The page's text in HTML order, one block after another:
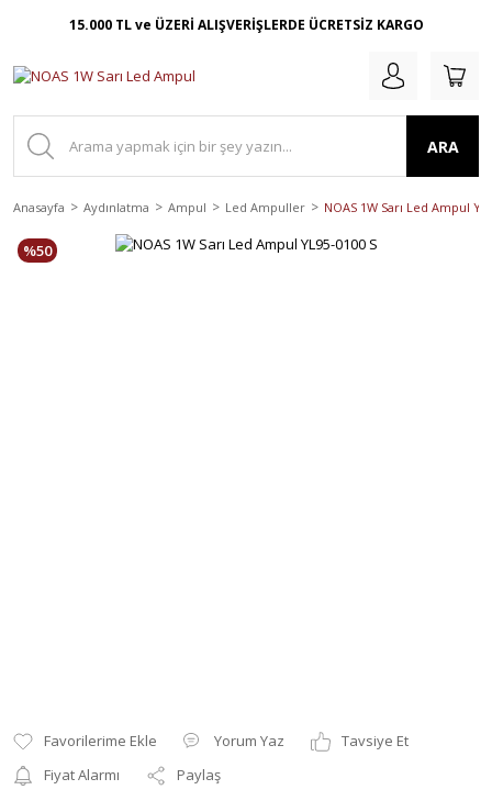
15.000 TL ve ÜZERİ ALIŞVERİŞLERDE ÜCRETSİZ KARGO
ARA
Anasayfa Aydınlatma Ampul Led Ampuller NOAS 1W Sarı Led Ampul
%50
Yorum Yaz
Tavsiye Et
Fiyat Alarmı
Paylaş